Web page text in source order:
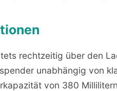
rechtzeitig über den
unabhängig von
von 380